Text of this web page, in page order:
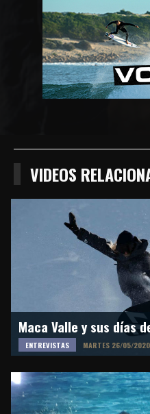
VIDEOS
ENTREVISTAS MARTES 26/05/2020